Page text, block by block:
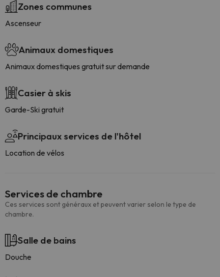
Zones communes
Ascenseur
Animaux domestiques
Animaux domestiques gratuit sur demande
Casier à skis
Garde-Ski gratuit
Principaux services de l'hôtel
Location de vélos
Services de chambre
Ces services sont généraux et peuvent varier selon le type de
chambre.
Salle de bains
Douche